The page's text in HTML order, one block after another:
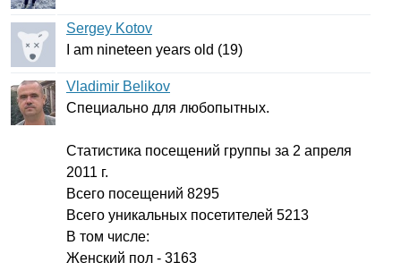
Sergey Kotov
am nineteen years old (19)
Vladimir Belikov
Специально для любопытных.
Статистика посещений группы за 2 апреля
2011 г.
Всего посещений 8295
Всего уникальных посетителей 5213
В том числе:
Женский пол - 3163